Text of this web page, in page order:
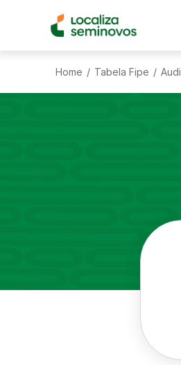
Home / Tabela Fipe / Audi